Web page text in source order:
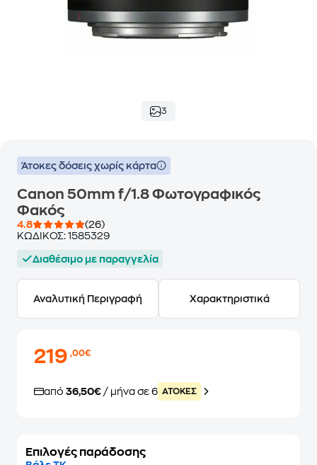
3
Άτοκες δόσεις χωρίς κάρτα
Canon 50mm f/1.8 Φωτογραφικός
Φακός
4.8
(26)
ΚΩΔΙΚΟΣ: 1585329
Διαθέσιμο με παραγγελία
Αναλυτική Περιγραφή Χαρακτηριστικά
219,00€
από 36,50€ / μήνα σε 6 ATOKEΣ
Επιλογές παράδοσης